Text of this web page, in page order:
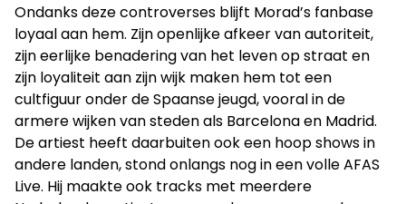
Ondanks deze controverses blijft Morad’s fanbase
loyaal aan hem. Zijn openlijke afkeer van autoriteit,
zijn eerlijke benadering van het leven op straat en
zijn loyaliteit aan zijn wijk maken hem tot een
cultfiguur onder de Spaanse jeugd, vooral in de
armere wijken van steden als Barcelona en Madrid.
De artiest heeft daarbuiten ook een hoop shows in
andere landen, stond onlangs nog in een volle AFAS
Live. Hij maakte ook tracks met meerdere